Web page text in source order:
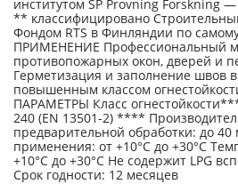
институтом SP Provning Forskning
** классифицировано
Фондом RTS в Финляндии по
ПРИМЕНЕНИЕ Профессиональный
противопожарных окон, дверей и
Герметизация и заполнение швов в
повышенным классом
ПАРАМЕТРЫ Класс
240 (EN 13501-2) ****
предварительной обработки: до
применения: от +10°C до +30°C
+10°C до +30°C Не содержит LPG
Срок годности: 12 месяцев